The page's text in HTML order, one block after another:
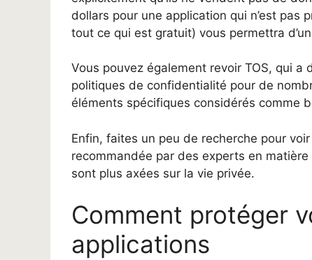
dollars pour une application qui n’est
tout ce qui est gratuit) vous permettra
Vous pouvez également revoir TOS, qui a
politiques de confidentialité pour de
éléments spécifiques considérés comme
Enfin, faites un peu de recherche pour
recommandée par des experts en
sont plus axées sur la vie privée.
Comment protéger
applications